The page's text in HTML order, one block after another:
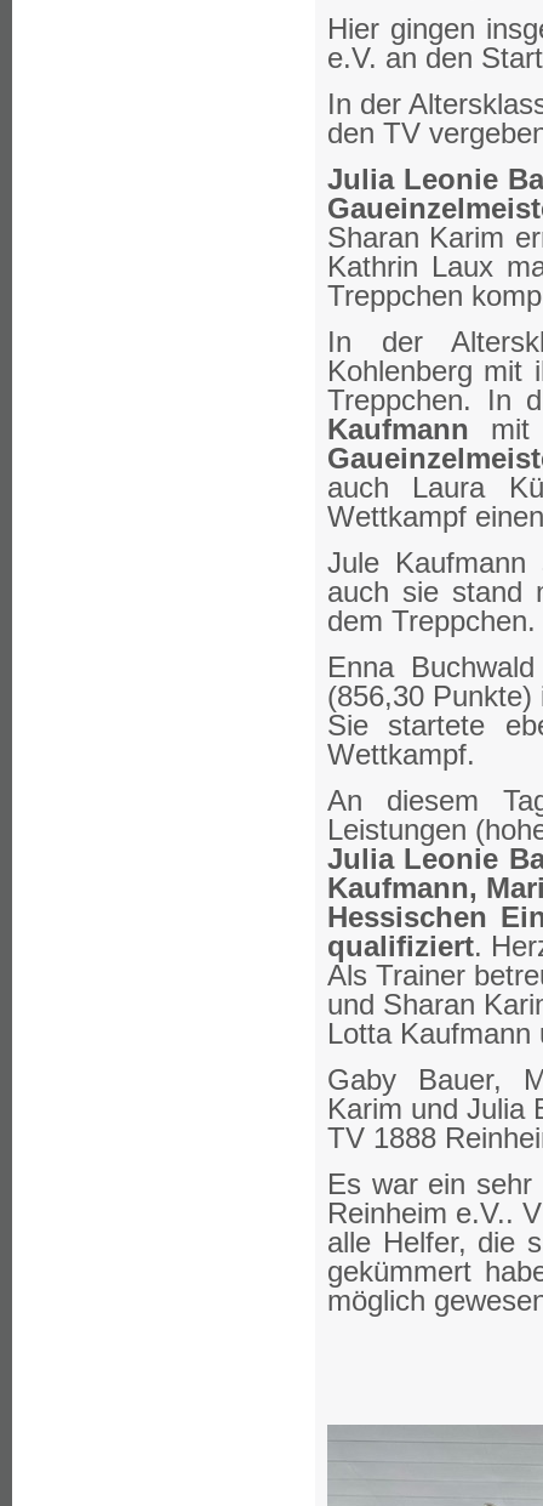
Hier gingen
e.V. an den
In der
den TV
Julia Leonie
Sharan Karim
Kathrin Laux
Treppchen
In der
Kohlenberg mit
Treppchen. In
Kaufmann
auch Laura
Wettkampf
Jule
auch sie stand
dem Treppchen.
Enna
(856,30 Punkte)
Sie startete
Wettkampf.
An diesem
Leistungen
Julia Leonie
Kaufmann,
Hessischen
qualifiziert.
Als Trainer
und Sharan
Lotta Kaufmann
Gaby Bauer,
Karim und Julia
TV 1888
Es war ein sehr
Reinheim e.V..
alle Helfer, die
gekümmert
möglich